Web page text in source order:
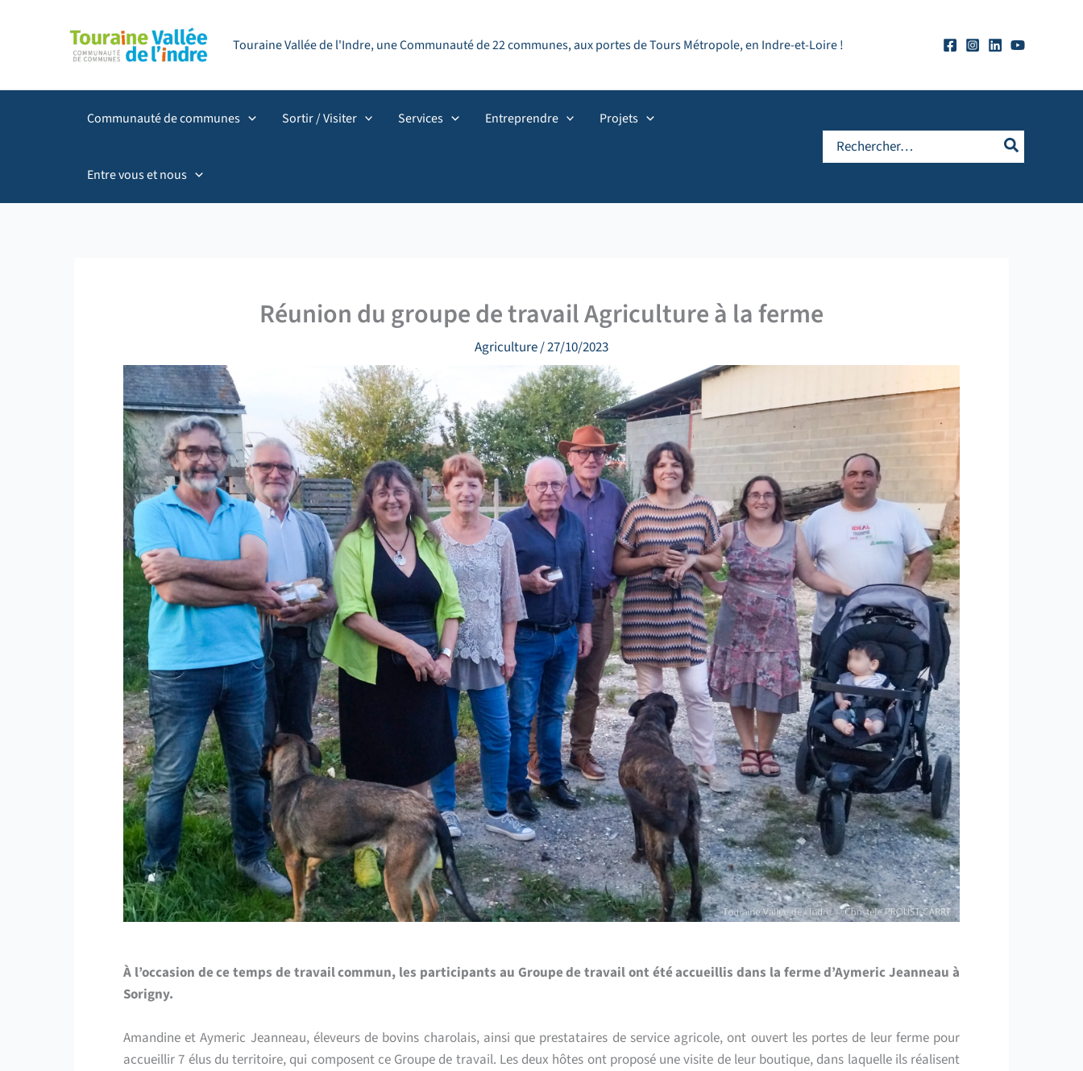
Touraine Vallée de l'Indre, une Communauté de 22 communes, aux portes de Tours Métropole, en Indre-et-Loire !
Communauté de communes Sortir / Visiter Services Entreprendre Projets
Entre vous et nous
Rechercher:
Réunion du groupe de travail Agriculture à la ferme
Agriculture/27/10/2023
À l’occasion de ce temps de travail commun, les participants au Groupe de travail ont été accueillis dans la ferme d’Aymeric Jeanneau à
Sorigny.
Amandine et Aymeric Jeanneau, éleveurs de bovins charolais, ainsi que prestataires de service agricole, ont ouvert les portes de leur ferme pour
accueillir 7 élus du territoire, qui composent ce Groupe de travail. Les deux hôtes ont proposé une visite de leur boutique, dans laquelle ils réalisent